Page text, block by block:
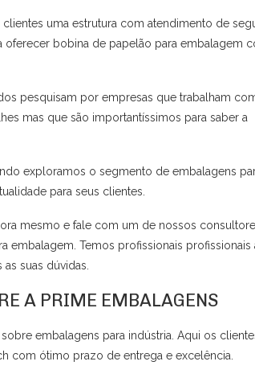
uma estrutura com atendimento de
oferecer bobina de papelão para embalagem
pesquisam por empresas que trabalham
mas que são importantíssimos para saber a
exploramos o segmento de embalagens
para seus clientes.
mesmo e fale com um de nossos
embalagem. Temos profissionais profissionais
suas dúvidas.
A PRIME EMBALAGENS
embalagens para indústria. Aqui os
com ótimo prazo de entrega e excelência.